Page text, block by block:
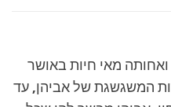
ואחותה מאי חיות באושר
המשגשגת של אביהן, עד